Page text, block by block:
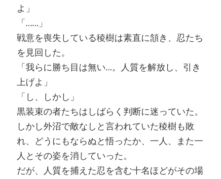
よ」
「……」
戦意を喪失している稜樹は素直に頷き、忍たち
を見回した。
「我らに勝ち目は無い…。人質を解放し、引き
上げよ」
「し、しかし」
黒装束の者たちはしばらく判断に迷っていた。
しかし外沼で敵なしと言われていた稜樹も敗
れ、どうにもならぬと悟ったか、一人、また一
人とその姿を消していった。
だが、人質を捕えた忍を含む十名ほどがその場